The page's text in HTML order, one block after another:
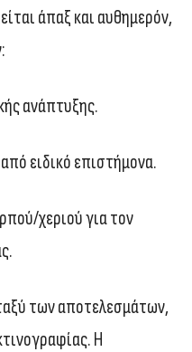
άπαξ και αυθημερόν,
ανάπτυξης.
ειδικό επιστήμονα.
χεριού για τον
των αποτελεσμάτων,
Η